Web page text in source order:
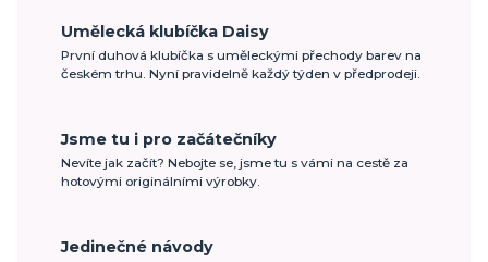
Umělecká klubíčka Daisy
První duhová klubíčka s uměleckými přechody barev na
českém trhu. Nyní pravidelně každý týden v předprodeji.
Jsme tu i pro začátečníky
Nevíte jak začít? Nebojte se, jsme tu s vámi na cestě za
hotovými originálními výrobky.
Jedinečné návody